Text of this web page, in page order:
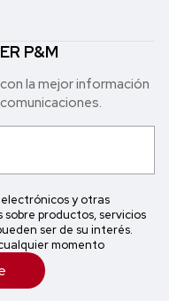
P&M
la mejor in formación
y otras
sobre productos, servicios
ser de su interés.
momento